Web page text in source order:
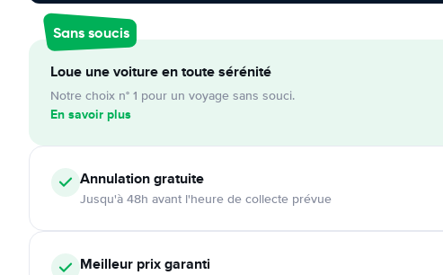
Sans soucis
Loue une voiture en toute sérénité
Notre choix n° 1 pour un voyage sans souci.
En savoir plus
Annulationgratuite
Jusqu'à 48h avant l'heure de collecte prévue
Meilleur prix garanti